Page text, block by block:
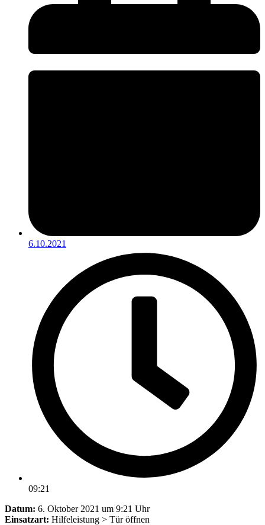
6.10.2021
09:21
Datum: 6. Oktober 2021 um 9:21 Uhr
Einsatzart: Hilfeleistung > Tür öffnen